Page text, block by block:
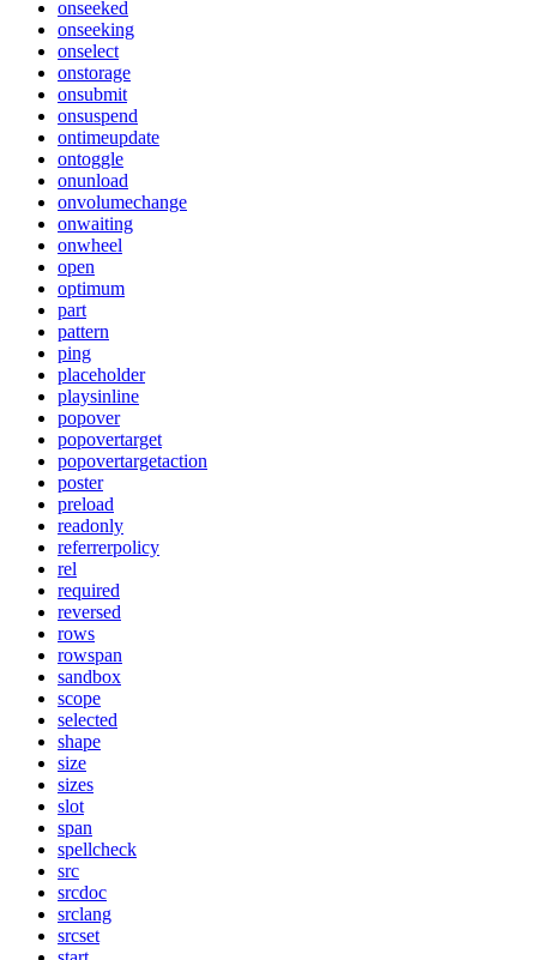
onseeked
onseeking
onselect
onstorage
onsubmit
onsuspend
ontimeupdate
ontoggle
onunload
onvolumechange
onwaiting
onwheel
open
optimum
part
pattern
ping
placeholder
playsinline
popover
popovertarget
popovertargetaction
poster
preload
readonly
referrerpolicy
rel
required
reversed
rows
rowspan
sandbox
scope
selected
shape
size
sizes
slot
span
spellcheck
src
srcdoc
srclang
srcset